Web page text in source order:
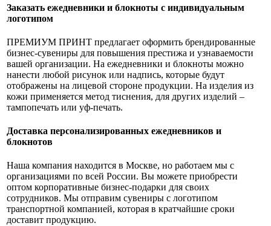
Заказать ежедневники и блокноты с индивидуальным
логотипом
ПРЕМИУМ ПРИНТ предлагает оформить брендированные
бизнес-сувениры для повышения престижа и узнаваемости
вашей организации. На ежедневники и блокноты можно
нанести любой рисунок или надпись, которые будут
отображены на лицевой стороне продукции. На изделия из
кожи применяется метод тиснения, для других изделий –
тампопечать или уф-печать.
Доставка персонализированных ежедневников и
блокнотов
Наша компания находится в Москве, но работаем мы с
организациями по всей России. Вы можете приобрести
оптом корпоративные бизнес-подарки для своих
сотрудников. Мы отправим сувениры с логотипом
транспортной компанией, которая в кратчайшие сроки
доставит продукцию.